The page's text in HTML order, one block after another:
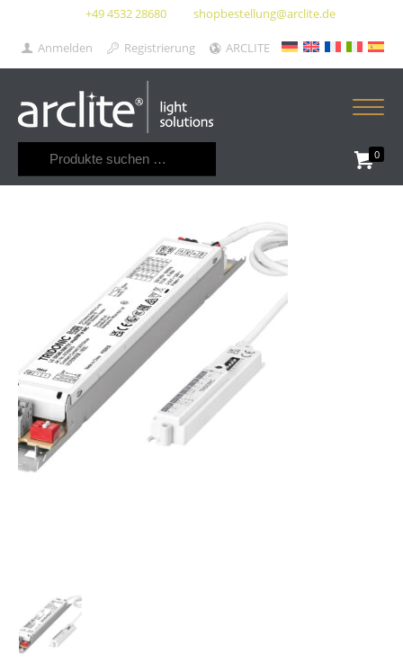
+49 4532 28680 shopbestellung@arclite.de
Anmelden Registrierung ARCLITE
0